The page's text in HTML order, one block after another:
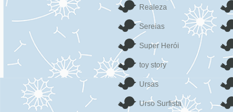
Realeza
Sereias
Super Herói
toy story
Ursas
Urso Surfista